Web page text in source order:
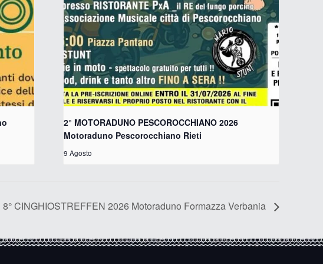
2° MOTORADUNO PESCOROCCHIANO 2026
Motoraduno Pescorocchiano Rieti
9 Agosto
8° CINGHIOSTREFFEN 2026 Motoraduno Formazza Verbania